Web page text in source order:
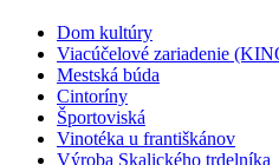
Dom kultúry
Viacúčelové zariadenie
Mestská búda
Cintoríny
Športoviská
Vinotéka u františkánov
Výroba Skalického trdelníka